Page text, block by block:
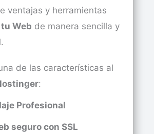
ventajas y herramientas
Web de manera sencilla y
de las características al
:
Profesional
seguro con SSL